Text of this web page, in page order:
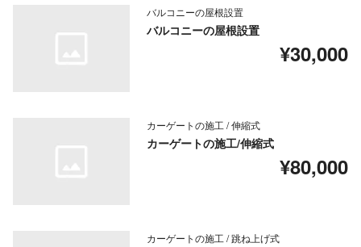
バルコニーの屋根設置
バルコニーの屋根設置
¥30,000
カーゲートの施工 / 伸縮式
カーゲートの施工/伸縮式
¥80,000
カーゲートの施工 / 跳ね上げ式